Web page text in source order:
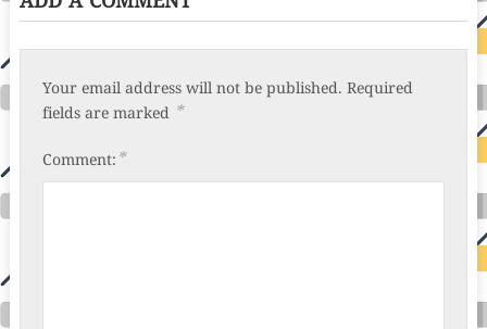
Your email address will not be published. Required
fields are marked *
Comment: *